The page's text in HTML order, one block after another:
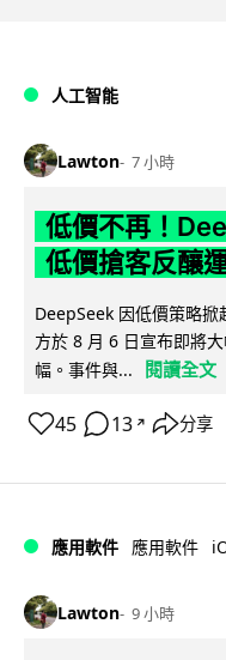
人工智能
Lawton 7 小時
低價不再！
低價搶客反釀
DeepSeek 因低價策略
方於 8 月 6 日宣布即將
幅。事件與...
閱讀全文
45 13 ↗ 分享
應用軟件 應用軟件
Lawton 9 小時